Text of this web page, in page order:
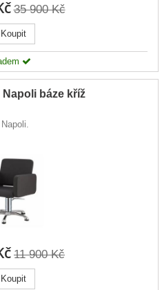
35 900 Kč
báze kříž
11 900 Kč